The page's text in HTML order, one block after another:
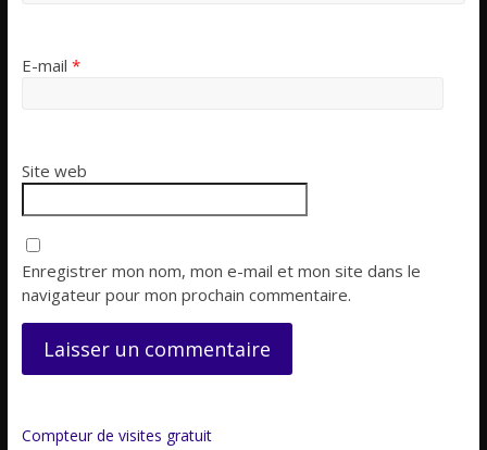
E-mail *
Site web
Enregistrer mon nom, mon e-mail et mon site dans le
navigateur pour mon prochain commentaire.
Compteur de visites gratuit